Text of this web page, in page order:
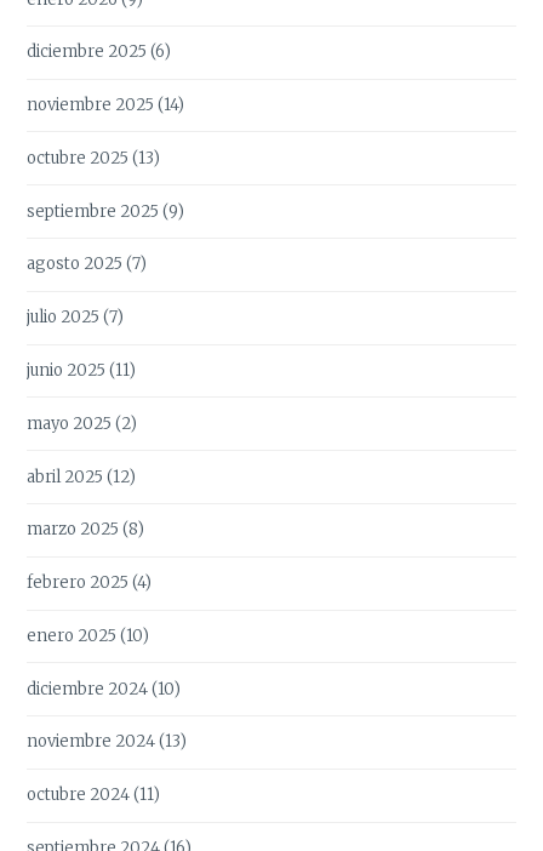
diciembre 2025 (6)
noviembre 2025 (14)
octubre 2025 (13)
septiembre 2025 (9)
agosto 2025 (7)
julio 2025 (7)
junio 2025 (11)
mayo 2025 (2)
abril 2025 (12)
marzo 2025 (8)
febrero 2025 (4)
enero 2025 (10)
diciembre 2024(10)
noviembre 2024(13)
octubre 2024(11)